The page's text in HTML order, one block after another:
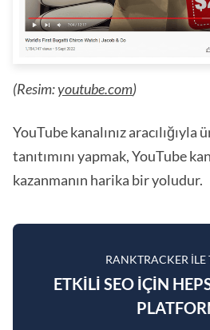
(Resim:youtube.com)
YouTube kanalınız
tanıtımını yapmak, YouTube
kazanmanın harika bir yoludur.
RANKTRACKER ILE
ETKILI SEO IÇIN